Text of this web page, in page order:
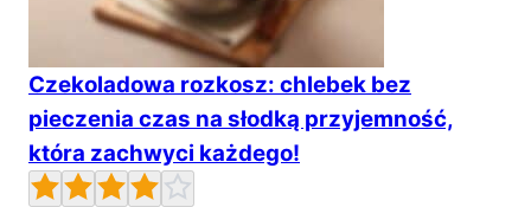
Czekoladowa rozkosz: chlebek bez
pieczenia czas na słodką przyjemność,
która zachwyci każdego!